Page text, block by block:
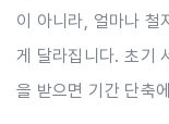
이 아니라, 얼마나 철
게 달라집니다. 초기
을 받으면 기간 단축